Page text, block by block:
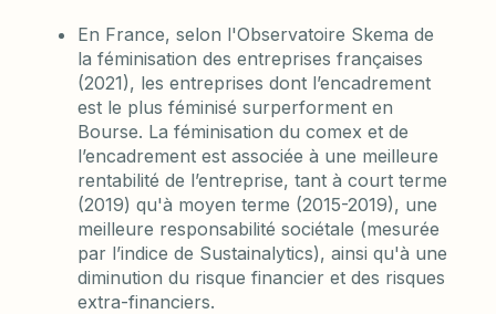
En France, selon l'Observatoire Skema de
la féminisation des entreprises françaises
(2021), les entreprises dont l’encadrement
est le plus féminisé surperforment en
Bourse. La féminisation du comex et de
l’encadrement est associée à une meilleure
rentabilité de l’entreprise, tant à court terme
(2019) qu'à moyen terme (2015-2019), une
meilleure responsabilité sociétale (mesurée
par l’indice de Sustainalytics), ainsi qu'à une
diminution du risque financier et des risques
extra-financiers.